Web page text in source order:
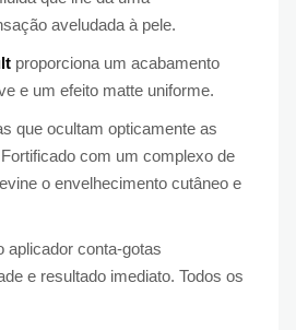
aveludada à pele.
proporciona um acabamento
e um efeito matte uniforme.
que ocultam opticamente as
com um complexo de
o envelhecimento cutâneo e
aplicador conta-gotas
e resultado imediato. Todos os